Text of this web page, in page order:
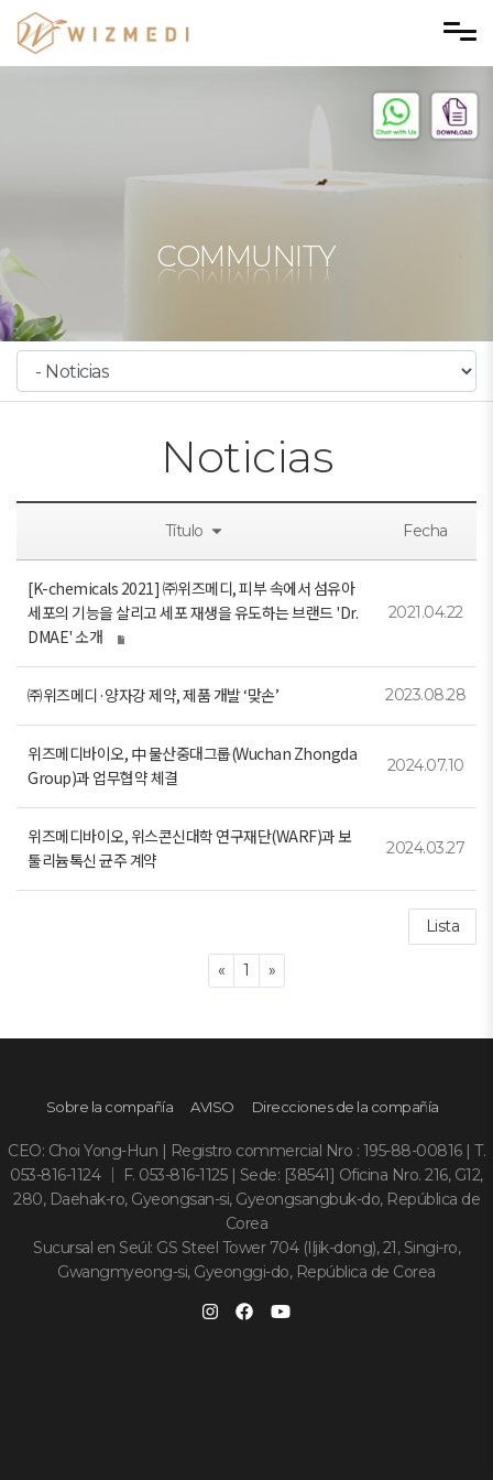
Skip to menu
COMMUNITY
Noticias
Título Fecha
[K-chemicals 2021] ㈜위즈메디, 피부 속에서 섬유아
세포의 기능을 살리고 세포 재생을 유도하는 브랜드 'Dr.
DMAE' 소개
2021.04.22
㈜위즈메디·양자강 제약, 제품 개발 ‘맞손’ 2023.08.28
위즈메디바이오, 中 물산중대그룹(Wuchan Zhongda
Group)과 업무협약 체결
2024.07.10
위즈메디바이오, 위스콘신대학 연구재단(WARF)과 보
툴리늄톡신 균주 계약
2024.03.27
Lista
«Previous
1 »Next
Sobre la compañía AVISO Direcciones de la compañía
CEO: Choi Yong-Hun | Registro commercial Nro : 195-88-00816 | T.
053-816-1124 ｜ F. 053-816-1125 | Sede: [38541] Oficina Nro. 216, G12,
280, Daehak-ro, Gyeongsan-si, Gyeongsangbuk-do, República de
Corea
Sucursal en Seúl: GS Steel Tower 704 (Iljik-dong), 21, Singi-ro,
Gwangmyeong-si, Gyeonggi-do, República de Corea